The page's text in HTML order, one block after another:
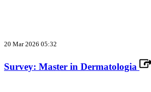
20 Mar 2026 05:32
Survey: Master in Dermatologia